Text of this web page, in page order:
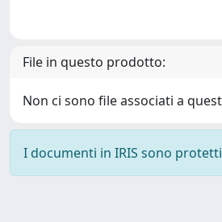
File in questo prodotto:
Non ci sono file associati a
I documenti in IRIS sono